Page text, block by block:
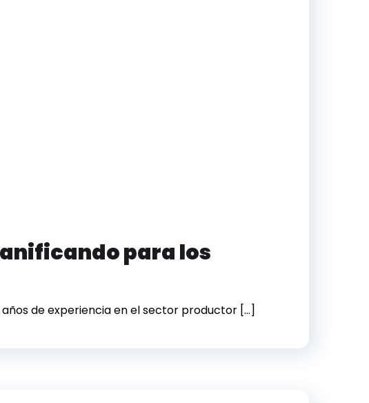
para los
años de experiencia en el sector productor […]